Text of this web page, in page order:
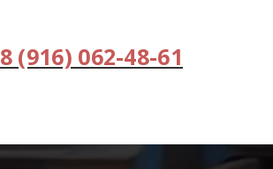
8 (916) 062-48-61